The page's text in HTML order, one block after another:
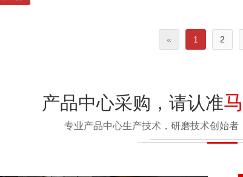
« 1 2
产品中心采购，请认准
专业产品中心生产技术，研磨技术创始者